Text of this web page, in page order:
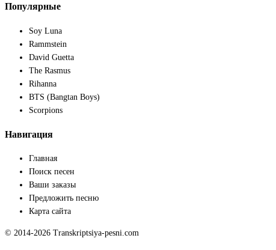
Популярные
Soy Luna
Rammstein
David Guetta
The Rasmus
Rihanna
BTS (Bangtan Boys)
Scorpions
Навигация
Главная
Поиск песен
Ваши заказы
Предложить песню
Карта сайта
© 2014-2026 Transkriptsiya-pesni.com